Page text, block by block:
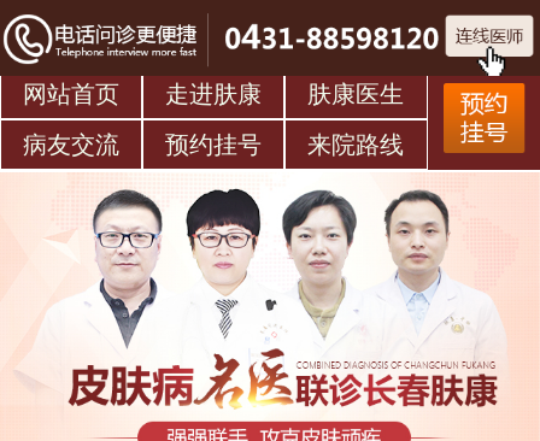
网站首页 走进肤康
肤康医生
病友交流
预约挂号 来院路线